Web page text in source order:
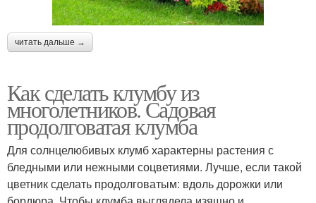
читать дальше →
Как сделать клумбу из
многолетников. Садовая
продолговатая клумба
Для солнцелюбивых клумб характерны растения с
бледными или нежными соцветиями. Лучше, если такой
цветник сделать продолговатым: вдоль дорожки или